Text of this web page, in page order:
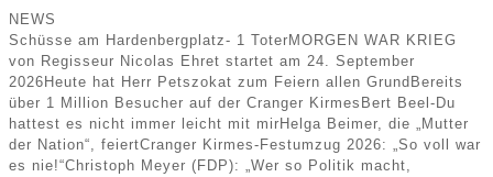
NEWS
Schüsse am Hardenbergplatz- 1 Toter MORGEN WAR KRIEG
von Regisseur Nicolas Ehret startet am 24. September
2026 Heute hat Herr Petszokat zum Feiern allen Grund Bereits
über 1 Million Besucher auf der Cranger Kirmes Bert Beel-Du
hattest es nicht immer leicht mit mir Helga Beimer, die „Mutter
der Nation“, feiertCranger Kirmes-Festumzug 2026: „So voll war
es nie!“Christoph Meyer (FDP): „Wer so Politik macht,